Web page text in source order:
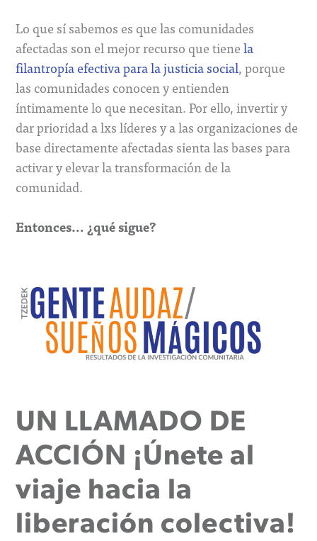
Lo que sí sabemos es que las comunidades
afectadas son el mejor recurso que tienela
filantropía efectiva para la justicia social, porque
las comunidades conocen y entienden
íntimamente lo que necesitan. Por ello, invertir y
dar prioridad a lxs líderes y a las organizaciones de
base directamente afectadas sienta las bases para
activar y elevar la transformación de la
comunidad.
Entonces… ¿qué sigue?
UN LLAMADO DE
ACCIÓN ¡Únete al
viaje hacia la
liberación colectiva!